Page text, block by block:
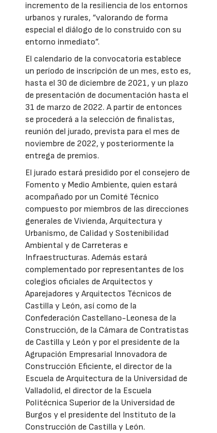
incremento de la resiliencia de los entornos
urbanos y rurales, “valorando de forma
especial el diálogo de lo construido con su
entorno inmediato”.
El calendario de la convocatoria establece
un período de inscripción de un mes, esto es,
hasta el 30 de diciembre de 2021, y un plazo
de presentación de documentación hasta el
31 de marzo de 2022. A partir de entonces
se procederá a la selección de finalistas,
reunión del jurado, prevista para el mes de
noviembre de 2022, y posteriormente la
entrega de premios.
El jurado estará presidido por el consejero de
Fomento y Medio Ambiente, quien estará
acompañado por un Comité Técnico
compuesto por miembros de las direcciones
generales de Vivienda, Arquitectura y
Urbanismo, de Calidad y Sostenibilidad
Ambiental y de Carreteras e
Infraestructuras. Además estará
complementado por representantes de los
colegios oficiales de Arquitectos y
Aparejadores y Arquitectos Técnicos de
Castilla y León, así como de la
Confederación Castellano-Leonesa de la
Construcción, de la Cámara de Contratistas
de Castilla y León y por el presidente de la
Agrupación Empresarial Innovadora de
Construcción Eficiente, el director de la
Escuela de Arquitectura de la Universidad de
Valladolid, el director de la Escuela
Politécnica Superior de la Universidad de
Burgos y el presidente del Instituto de la
Construcción de Castilla y León.